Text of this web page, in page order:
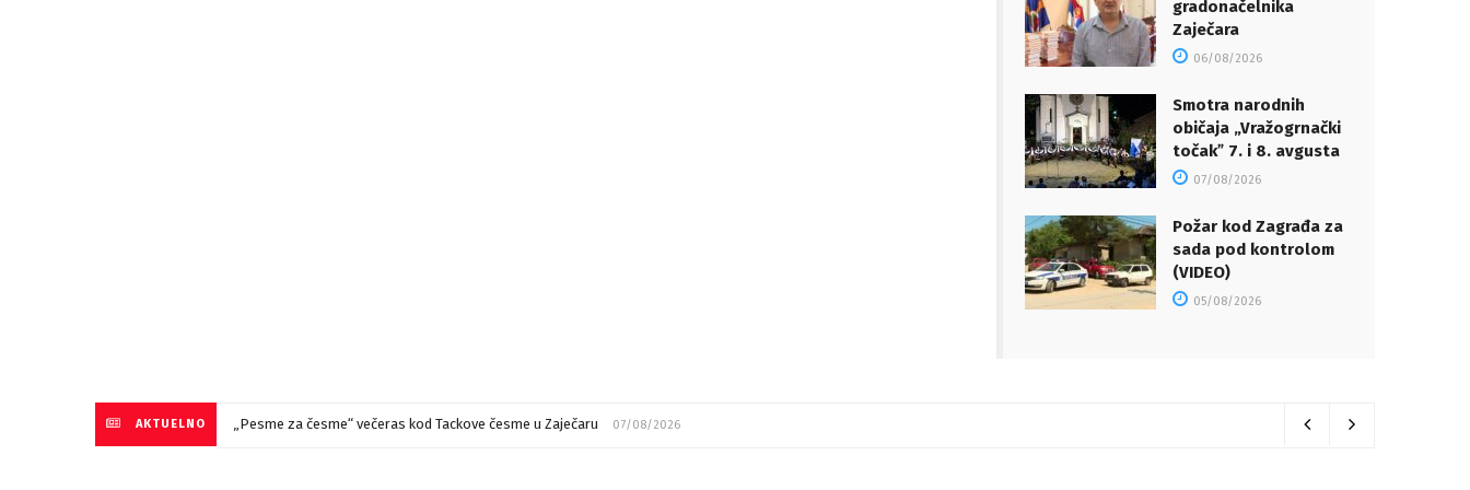
gradonačelnika
Zaječara
06/08/2026
Smotra narodnih
običaja „Vražogrnački
točakˮ 7. i 8. avgusta
07/08/2026
Požar kod Zagrađa za
sada pod kontrolom
(VIDEO)
05/08/2026
AKTUELNO „Pesme za česme“ večeras kod Tackove česme u Zaječaru 07/08/2026